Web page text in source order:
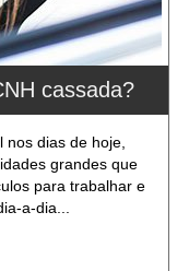
cassada?
dias de hoje,
grandes que
para trabalhar e
a-dia...